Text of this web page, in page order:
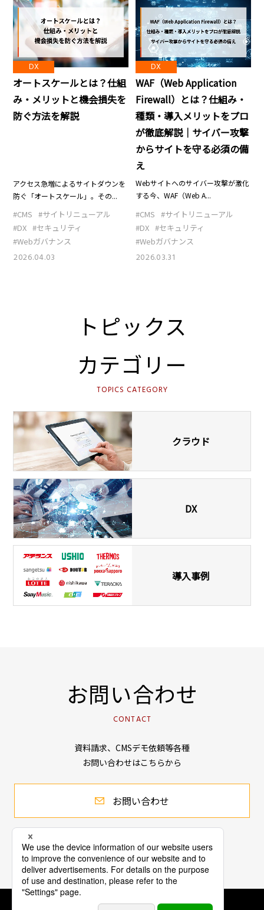
DX
オートスケールとは？仕組
み・メリットと機会損失を
防ぐ方法を解説
アクセス急増によるサイトダウンを
防ぐ「オートスケール」。その...
#CMS
#サイトリニューアル
#DX #セキュリティ
#Webガバナンス
2026.04.03
DX
WAF（Web Application
Firewall）とは？仕組み・
種類・導入メリットをプロ
が徹底解説｜サイバー攻撃
からサイトを守る必須の備
え
Webサイトへのサイバー攻撃が激化
する今、WAF（Web A...
#CMS #サイトリニューアル
#DX #セキュリティ
#Webガバナンス
2026.03.31
トピックス
カテゴリー
TOPICS CATEGORY
クラウド
DX
導入事例
お問い合わせ
CONTACT
資料請求、CMSデモ依頼等各種
お問い合わせはこちらから
お問い合わせ